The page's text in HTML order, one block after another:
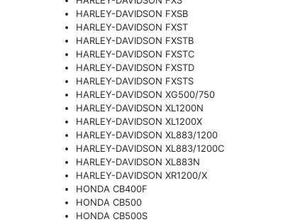
HARLEY-DAVIDSON FXSB
HARLEY-DAVIDSON FXST
HARLEY-DAVIDSON FXSTB
HARLEY-DAVIDSON FXSTC
HARLEY-DAVIDSON FXSTD
HARLEY-DAVIDSON FXSTS
HARLEY-DAVIDSON XG500/750
HARLEY-DAVIDSON XL1200N
HARLEY-DAVIDSON XL1200X
HARLEY-DAVIDSON XL883/1200
HARLEY-DAVIDSON XL883/1200C
HARLEY-DAVIDSON XL883N
HARLEY-DAVIDSON XR1200/X
HONDA CB400F
HONDA CB500
HONDA CB500S